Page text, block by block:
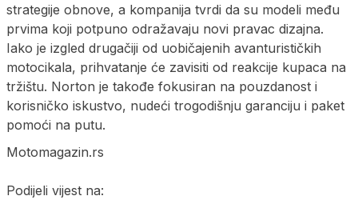
strategije obnove, a kompanija tvrdi da su modeli među
prvima koji potpuno odražavaju novi pravac dizajna.
Iako je izgled drugačiji od uobičajenih avanturističkih
motocikala, prihvatanje će zavisiti od reakcije kupaca na
tržištu. Norton je takođe fokusiran na pouzdanost i
korisničko iskustvo, nudeći trogodišnju garanciju i paket
pomoći na putu.
Motomagazin.rs
Podijeli vijest na: